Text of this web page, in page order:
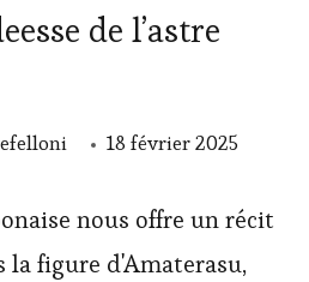
de l’astre
18 février 2025
nous offre un récit
la figure d'Amaterasu,